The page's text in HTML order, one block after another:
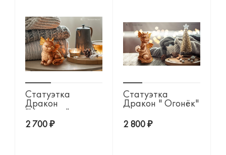
Статуэтка
Дракон
2 700 ₽
Статуэтка
Дракон " Огонёк"
2 800 ₽